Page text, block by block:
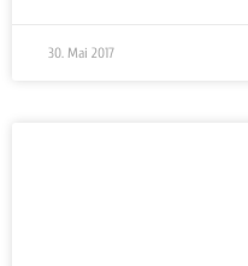
30. Mai 2017